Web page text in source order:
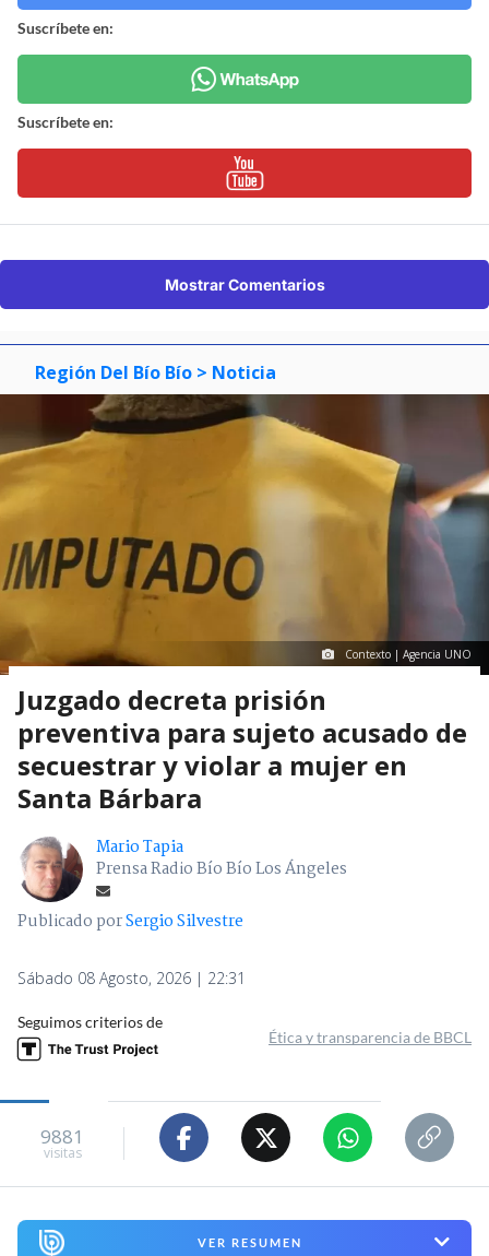
Suscríbete en:
Suscríbete en:
Mostrar Comentarios
Región Del Bío Bío > Noticia
Contexto | Agencia UNO
Juzgado decreta prisión
preventiva para sujeto acusado de
secuestrar y violar a mujer en
Santa Bárbara
Mario Tapia
Prensa Radio Bío Bío Los Ángeles
Publicado porSergio Silvestre
Sábado 08 Agosto, 2026 | 22:31
Seguimos criterios de
Ética y transparencia de BBCL
9881
visitas
VER RESUMEN